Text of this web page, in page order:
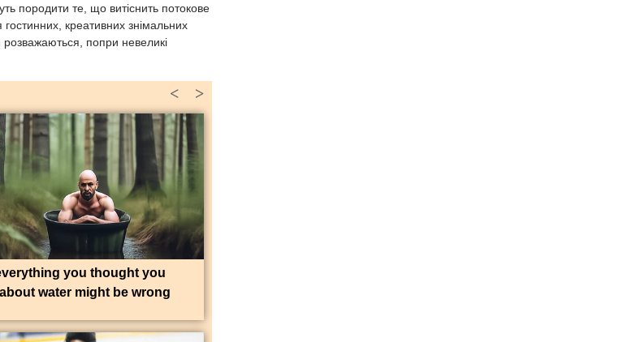
породити те, що витіснить потокове
креативних знімальних
попри невеликі
>
<
you thought you
water might be wrong